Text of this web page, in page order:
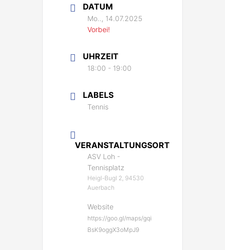
DATUM
Mo.., 14.07.2025
Vorbei!
UHRZEIT
18:00 - 19:00
LABELS
Tennis
VERANSTALTUNGSORT
ASV Loh -
Tennisplatz
Heigl-Bugl 2, 94530
Auerbach
Website
https://goo.gl/maps/gqi
BsK9oggX3oMpJ9